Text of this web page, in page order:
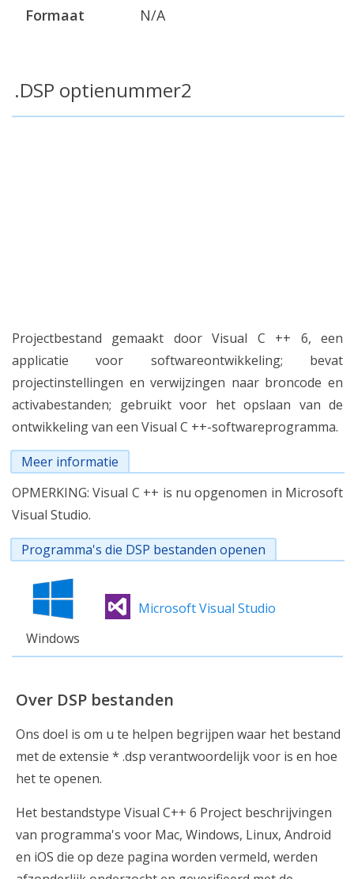
Formaat
N/A
.DSP optienummer2
Projectbestand gemaakt door Visual C ++ 6, een
applicatie voor softwareontwikkeling; bevat
projectinstellingen en verwijzingen naar broncode en
activabestanden; gebruikt voor het opslaan van de
ontwikkeling van een Visual C ++-softwareprogramma.
Meer informatie
OPMERKING: Visual C ++ is nu opgenomen in Microsoft
Visual Studio.
Programma's die DSP bestanden openen
Windows
Microsoft Visual Studio
Over DSP bestanden
Ons doel is om u te helpen begrijpen waar het bestand
met de extensie * .dsp verantwoordelijk voor is en hoe
het te openen.
Het bestandstype Visual C++ 6 Project beschrijvingen
van programma's voor Mac, Windows, Linux, Android
en iOS die op deze pagina worden vermeld, werden